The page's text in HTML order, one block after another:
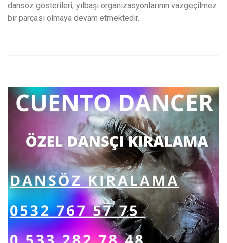
dansöz gösterileri, yılbaşı organizasyonlarının vazgeçilmez
bir parçası olmaya devam etmektedir.